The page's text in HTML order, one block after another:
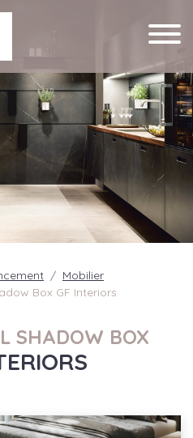
Mobilier
Box GF Interiors
SHADOW BOX